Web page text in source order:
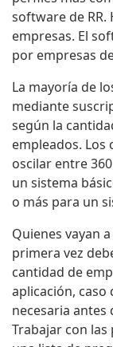
software de
empresas. El
por empresas
La mayoría de
mediante
según la
empleados. Los
oscilar entre
un sistema
o más para un
Quienes vayan
primera vez
cantidad de
aplicación,
necesaria
Trabajar con